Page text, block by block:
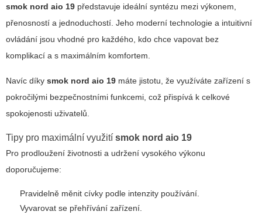
smok nord aio 19 představuje ideální syntézu mezi výkonem,
přenosností a jednoduchostí. Jeho moderní technologie a intuitivní
ovládání jsou vhodné pro každého, kdo chce vapovat bez
komplikací a s maximálním komfortem.
Navíc díky smok nord aio 19 máte jistotu, že využíváte zařízení s
pokročilými bezpečnostními funkcemi, což přispívá k celkové
spokojenosti uživatelů.
Tipy pro maximální využití smok nord aio 19
Pro prodloužení životnosti a udržení vysokého výkonu
doporučujeme:
Pravidelně měnit cívky podle intenzity používání.
Vyvarovat se přehřívání zařízení.